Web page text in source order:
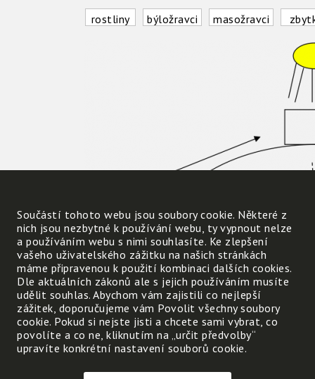
rostliny
býložravci masožravci
Součástí tohoto webu jsou soubory cookie. Některé z
nich jsou nezbytné k používání webu, ty vypnout nelze
a používáním webu s nimi souhlasíte. Ke zlepšení
vašeho uživatelského zážitku na našich stránkách
máme připravenou k použití kombinaci dalších cookies.
Dle aktuálních zákonů ale s jejich používáním musíte
udělit souhlas. Abychom vám zajistili co nejlepší
zážitek, doporučujeme vám Povolit všechny soubory
cookie. Pokud si nejste jisti a chcete sami vybrat, co
povolíte a co ne, kliknutím na „určit předvolby“
upravíte konkrétní nastavení souborů cookie.